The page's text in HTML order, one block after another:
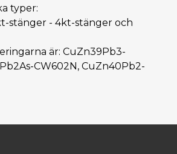
typer:
stänger - 4kt-stänger och
är: CuZn39Pb3-
CW602N, CuZn40Pb2-